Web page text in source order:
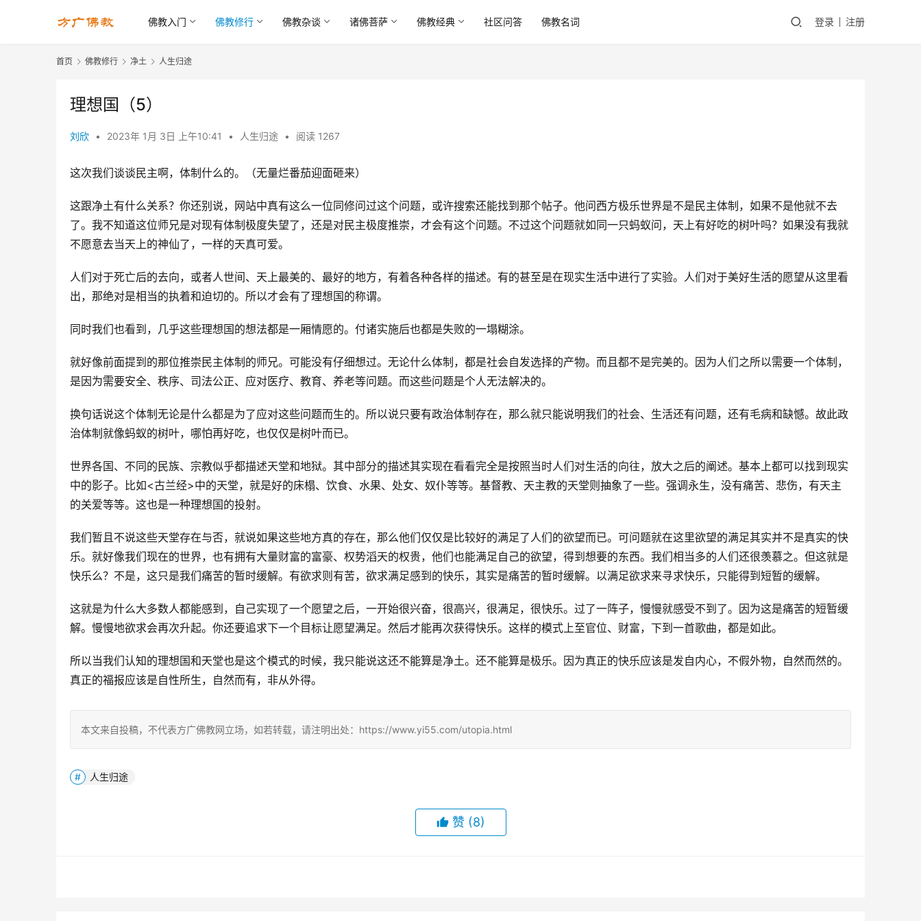
佛教入门 佛教修行 佛教杂谈 诸佛菩萨 佛教经典 社区问答 佛教名词 登录 注册
首页 佛教修行 净土 人生归途
理想国（5）
刘欣 • 2023年 1月 3日 上午10:41 • 人生归途 • 阅读 1267
这次我们谈谈民主啊，体制什么的。（无量烂番茄迎面砸来）
这跟净土有什么关系？你还别说，网站中真有这么一位同修问过这个问题，或许搜索还能找到那个帖子。他问西方极乐世界是不是民主体制，如果不是他就不去
了。我不知道这位师兄是对现有体制极度失望了，还是对民主极度推崇，才会有这个问题。不过这个问题就如同一只蚂蚁问，天上有好吃的树叶吗？如果没有我就
不愿意去当天上的神仙了，一样的天真可爱。
人们对于死亡后的去向，或者人世间、天上最美的、最好的地方，有着各种各样的描述。有的甚至是在现实生活中进行了实验。人们对于美好生活的愿望从这里看
出，那绝对是相当的执着和迫切的。所以才会有了理想国的称谓。
同时我们也看到，几乎这些理想国的想法都是一厢情愿的。付诸实施后也都是失败的一塌糊涂。
就好像前面提到的那位推崇民主体制的师兄。可能没有仔细想过。无论什么体制，都是社会自发选择的产物。而且都不是完美的。因为人们之所以需要一个体制，
是因为需要安全、秩序、司法公正、应对医疗、教育、养老等问题。而这些问题是个人无法解决的。
换句话说这个体制无论是什么都是为了应对这些问题而生的。所以说只要有政治体制存在，那么就只能说明我们的社会、生活还有问题，还有毛病和缺憾。故此政
治体制就像蚂蚁的树叶，哪怕再好吃，也仅仅是树叶而已。
世界各国、不同的民族、宗教似乎都描述天堂和地狱。其中部分的描述其实现在看看完全是按照当时人们对生活的向往，放大之后的阐述。基本上都可以找到现实
中的影子。比如<古兰经>中的天堂，就是好的床榻、饮食、水果、处女、奴仆等等。基督教、天主教的天堂则抽象了一些。强调永生，没有痛苦、悲伤，有天主
的关爱等等。这也是一种理想国的投射。
我们暂且不说这些天堂存在与否，就说如果这些地方真的存在，那么他们仅仅是比较好的满足了人们的欲望而已。可问题就在这里欲望的满足其实并不是真实的快
乐。就好像我们现在的世界，也有拥有大量财富的富豪、权势滔天的权贵，他们也能满足自己的欲望，得到想要的东西。我们相当多的人们还很羡慕之。但这就是
快乐么？不是，这只是我们痛苦的暂时缓解。有欲求则有苦，欲求满足感到的快乐，其实是痛苦的暂时缓解。以满足欲求来寻求快乐，只能得到短暂的缓解。
这就是为什么大多数人都能感到，自己实现了一个愿望之后，一开始很兴奋，很高兴，很满足，很快乐。过了一阵子，慢慢就感受不到了。因为这是痛苦的短暂缓
解。慢慢地欲求会再次升起。你还要追求下一个目标让愿望满足。然后才能再次获得快乐。这样的模式上至官位、财富，下到一首歌曲，都是如此。
所以当我们认知的理想国和天堂也是这个模式的时候，我只能说这还不能算是净土。还不能算是极乐。因为真正的快乐应该是发自内心，不假外物，自然而然的。
真正的福报应该是自性所生，自然而有，非从外得。
本文来自投稿，不代表方广佛教网立场，如若转载，请注明出处：https://www.yi55.com/utopia.html
人生归途
赞 (8)